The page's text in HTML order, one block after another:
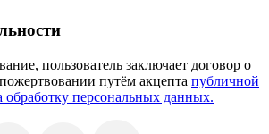
пользователь заключает договор о
путём акцепта публичной
обработку персональных данных.